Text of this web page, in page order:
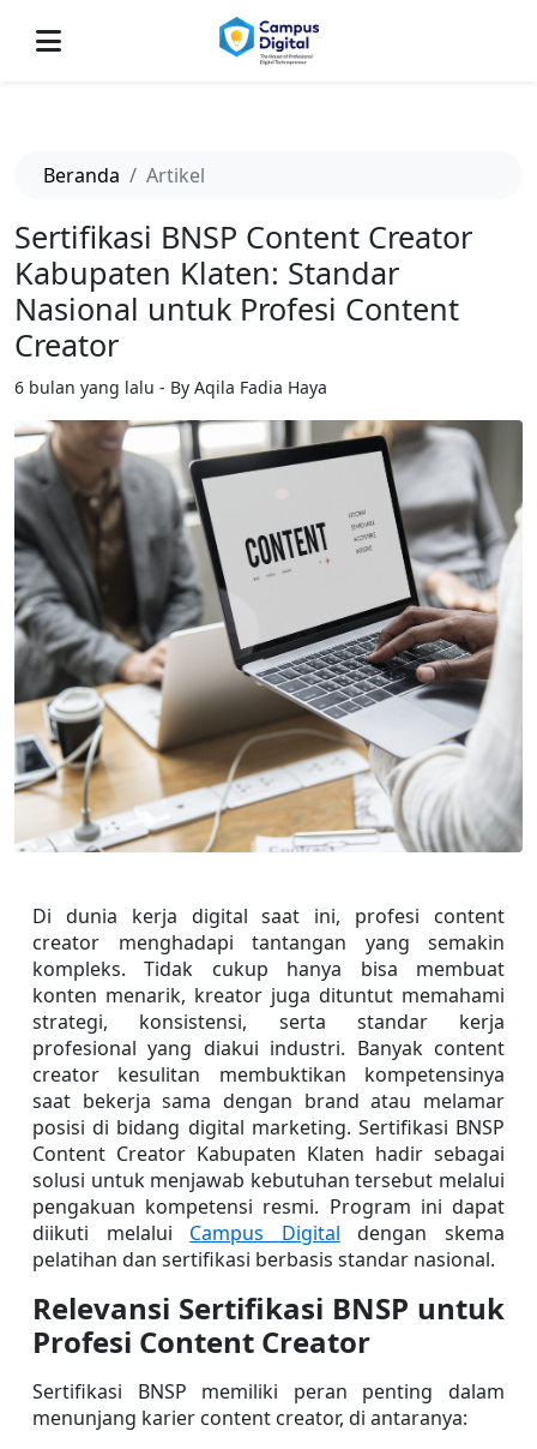
Beranda Artikel
Sertifikasi BNSP Content Creator
Kabupaten Klaten: Standar
Nasional untuk Profesi Content
Creator
6 bulan yang lalu - By Aqila Fadia Haya
Di dunia kerja digital saat ini, profesi content
creator menghadapi tantangan yang semakin
kompleks. Tidak cukup hanya bisa membuat
konten menarik, kreator juga dituntut memahami
strategi, konsistensi, serta standar kerja
profesional yang diakui industri. Banyak content
creator kesulitan membuktikan kompetensinya
saat bekerja sama dengan brand atau melamar
posisi di bidang digital marketing. Sertifikasi BNSP
Content Creator Kabupaten Klaten hadir sebagai
solusi untuk menjawab kebutuhan tersebut melalui
pengakuan kompetensi resmi. Program ini dapat
diikuti melalui Campus Digital dengan skema
pelatihan dan sertifikasi berbasis standar nasional.
Relevansi Sertifikasi BNSP untuk
Profesi Content Creator
Sertifikasi BNSP memiliki peran penting dalam
menunjang karier content creator, di antaranya: